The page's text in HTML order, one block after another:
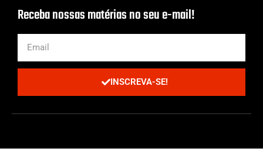
Receba nossas matérias no seu e-mail!
INSCREVA-SE!